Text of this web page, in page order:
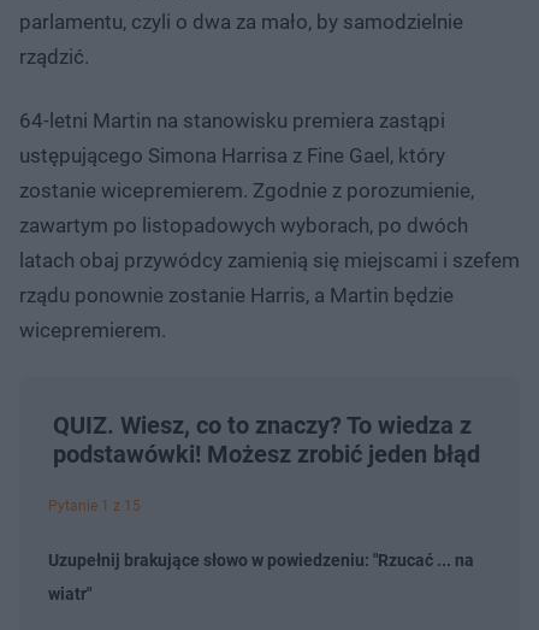
parlamentu, czyli o dwa za mało, by samodzielnie
rządzić.
64-letni Martin na stanowisku premiera zastąpi
ustępującego Simona Harrisa z Fine Gael, który
zostanie wicepremierem. Zgodnie z porozumienie,
zawartym po listopadowych wyborach, po dwóch
latach obaj przywódcy zamienią się miejscami i szefem
rządu ponownie zostanie Harris, a Martin będzie
wicepremierem.
QUIZ. Wiesz, co to znaczy? To wiedza z
podstawówki! Możesz zrobić jeden błąd
Pytanie 1 z 15
Uzupełnij brakujące słowo w powiedzeniu: "Rzucać ... na
wiatr"